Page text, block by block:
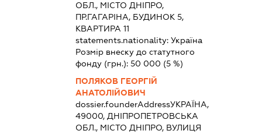
ОБЛ., МІСТО ДНІПРО,
ПР.ГАГАРІНА, БУДИНОК 5,
КВАРТИРА 11
statements.nationality:Україна
Розмір внеску до статутного
фонду (грн.):50 000 (5 %)
ПОЛЯКОВ ГЕОРГІЙ
АНАТОЛІЙОВИЧ
dossier.founderAddressУКРАЇНА,
49000, ДНІПРОПЕТРОВСЬКА
ОБЛ., МІСТО ДНІПРО, ВУЛИЦЯ